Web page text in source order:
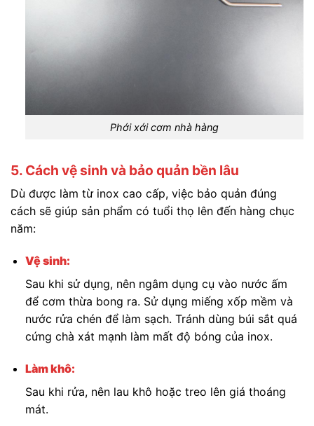
Phới xới cơm nhà hàng
5. Cách vệ sinh và bảo quản bền lâu
Dù được làm từ inox cao cấp, việc bảo quản đúng
cách sẽ giúp sản phẩm có tuổi thọ lên đến hàng chục
năm:
Vệ sinh:
Sau khi sử dụng, nên ngâm dụng cụ vào nước ấm
để cơm thừa bong ra. Sử dụng miếng xốp mềm và
nước rửa chén để làm sạch. Tránh dùng búi sắt quá
cứng chà xát mạnh làm mất độ bóng của inox.
Làm khô:
Sau khi rửa, nên lau khô hoặc treo lên giá thoáng
mát.